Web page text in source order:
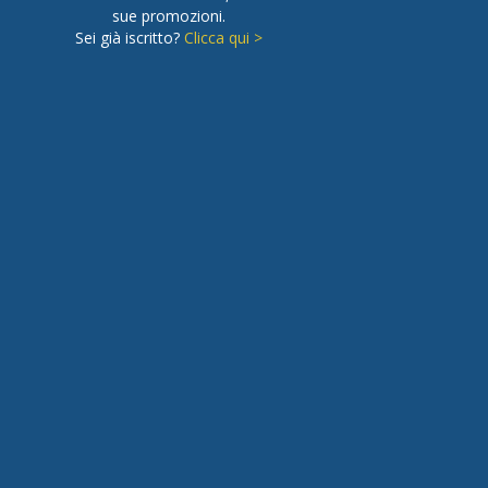
sue promozioni.
Sei già iscritto?Clicca qui >